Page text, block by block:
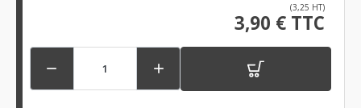
(3,25 HT)
3,90 € TTC
 